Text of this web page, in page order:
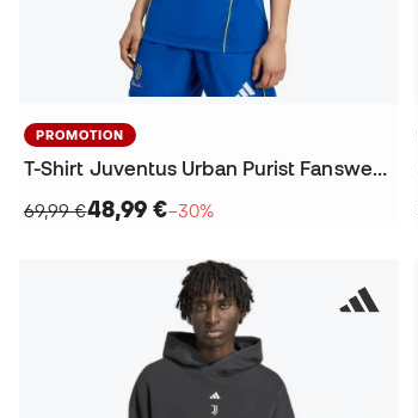
PROMOTION
T-Shirt Juventus Urban Purist Fanswear 2025-2026
69,99 €48,99 €−30%